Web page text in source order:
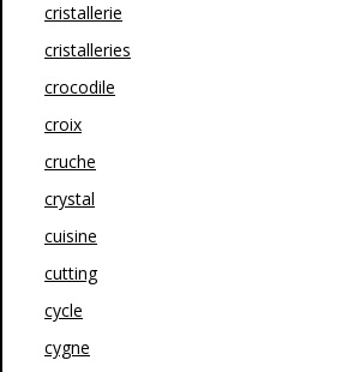
cristallerie
cristalleries
crocodile
croix
cruche
crystal
cuisine
cutting
cycle
cygne